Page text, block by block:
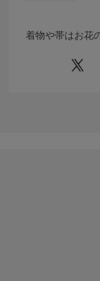
着物や帯はお花